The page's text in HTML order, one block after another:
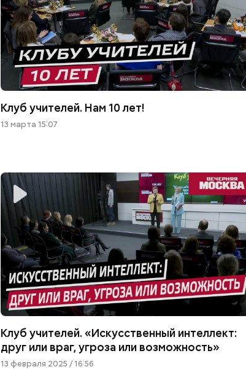
Клуб учителей. Нам 10 лет!
13 марта 15:07
Клуб учителей. «Искусственный интеллект:
друг или враг, угроза или возможность»
13 февраля 2025 / 16:56